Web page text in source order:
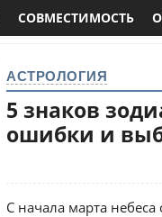
СОВМЕСТИМОСТЬ
АСТРОЛОГИЯ
5 знаков
ошибки и
С начала марта